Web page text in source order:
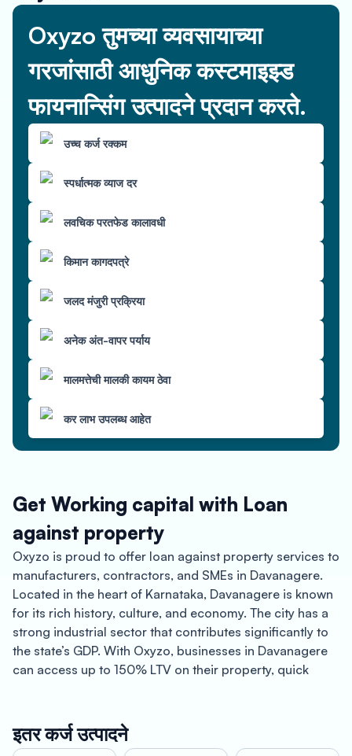
Oxyzo तुमच्या व्यवसायाच्या
गरजांसाठी आधुनिक कस्टमाइझ्ड
फायनान्सिंग उत्पादने प्रदान करते.
उच्च कर्ज रक्कम
स्पर्धात्मक व्याज दर
लवचिक परतफेड कालावधी
किमान कागदपत्रे
जलद मंजुरी प्रक्रिया
अनेक अंत-वापर पर्याय
मालमत्तेची मालकी कायम ठेवा
कर लाभ उपलब्ध आहेत
Get Working capital with Loan
against property
Oxyzo is proud to offer loan against property services to
manufacturers, contractors, and SMEs in Davanagere.
Located in the heart of Karnataka, Davanagere is known
for its rich history, culture, and economy. The city has a
strong industrial sector that contributes significantly to
the state’s GDP. With Oxyzo, businesses in Davanagere
can access up to 150% LTV on their property, quick
Loan against property is an excellent way for businesses
इतर कर्ज उत्पादने